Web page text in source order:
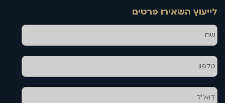
לייעוץ השאירו פרטים
שם
טלפון
דוא''ל